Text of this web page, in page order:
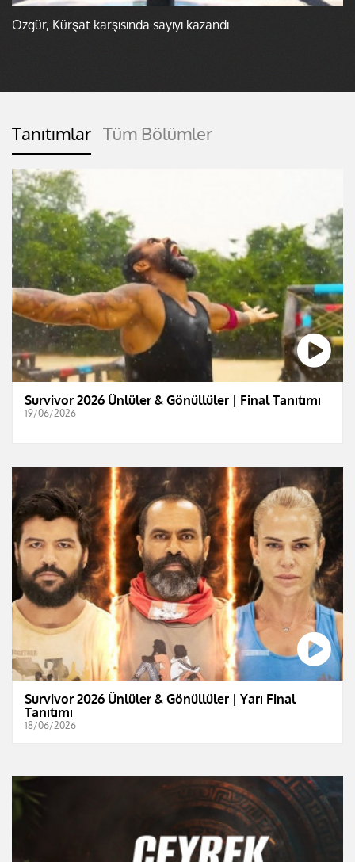
Özgür, Kürşat karşısında sayıyı kazandı
Tanıtımlar Tüm Bölümler
Survivor 2026 Ünlüler & Gönüllüler | Final Tanıtımı
19/06/2026
Survivor 2026 Ünlüler & Gönüllüler | Yarı Final
Tanıtımı
18/06/2026